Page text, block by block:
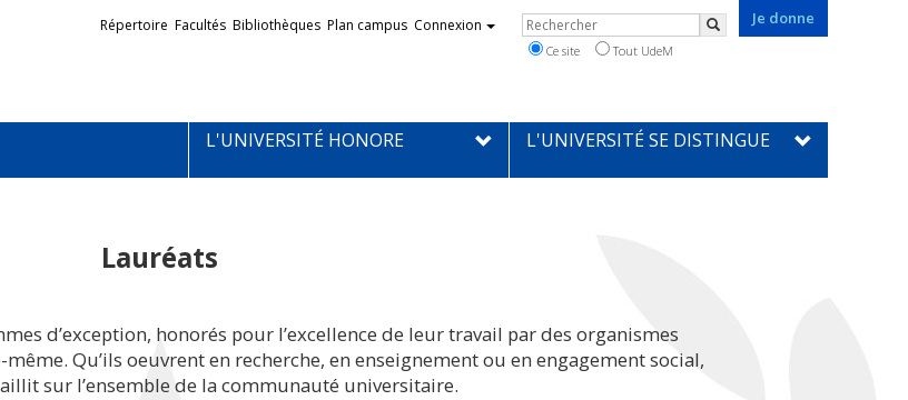
Je donne
Liens
externes
Répertoire Facultés Bibliothèques Plan campus Connexion Rechercher
Rechercher
Ce site Tout UdeM
L'UNIVERSITÉ HONORE L'UNIVERSITÉ SE DISTINGUE
Lauréats
d’exception, honorés pour l’excellence de leur travail par des organismes
Qu’ils oeuvrent en recherche, en enseignement ou en engagement social,
sur l’ensemble de la communauté universitaire.